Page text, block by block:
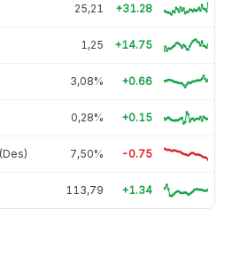
25,21 +31.28
1,25 +14.75
3,08% +0.66
0,28% +0.15
7,50% -0.75
113,79 +1.34